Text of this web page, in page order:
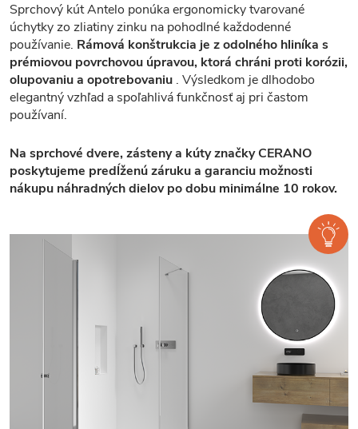
Sprchový kút Antelo ponúka ergonomicky tvarované
úchytky zo zliatiny zinku na pohodlné každodenné
používanie. Rámová konštrukcia je z odolného hliníka s
prémiovou povrchovou úpravou, ktorá chráni proti korózii,
olupovaniu a opotrebovaniu . Výsledkom je dlhodobo
elegantný vzhľad a spoľahlivá funkčnosť aj pri častom
používaní.
Na sprchové dvere, zásteny a kúty značky CERANO
poskytujeme predĺženú záruku a garanciu možnosti
nákupu náhradných dielov po dobu minimálne 10 rokov.